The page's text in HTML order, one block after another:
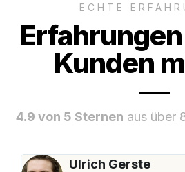
ECHTE
Kunden
4.9 von 5 Sternen aus über
Ulrich Gerste